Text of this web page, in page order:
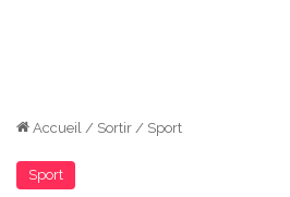
Accueil / Sortir / Sport
Sport